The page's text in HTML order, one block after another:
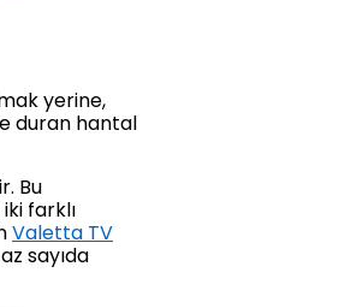
yerine,
duran hantal
Bu
farklı
Valetta TV
sayıda